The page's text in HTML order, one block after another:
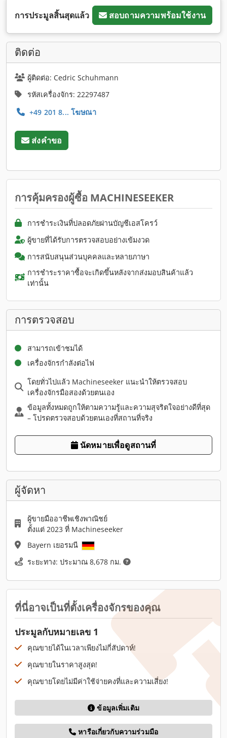
การประมูลสิ้นสุดแล้ว สอบถามความพร้อมใช้งาน
ติดต่อ
ผู้ติดต่อ: Cedric Schuhmann
รหัสเครื่องจักร: 22297487
+49 201 8... โฆษณา
ส่งคำขอ
การคุ้มครองผู้ซื้อ MACHINESEEKER
การชำระเงินที่ปลอดภัยผ่านบัญชีเอสโครว์
ผู้ขายที่ได้รับการตรวจสอบอย่างเข้มงวด
การสนับสนุนส่วนบุคคลและหลายภาษา
การชำระราคาซื้อจะเกิดขึ้นหลังจากส่งมอบสินค้าแล้ว
เท่านั้น
การตรวจสอบ
สามารถเข้าชมได้
เครื่องจักรกำลังต่อไฟ
โดยทั่วไปแล้ว Machineseeker แนะนำให้ตรวจสอบ
เครื่องจักรมือสองด้วยตนเอง
ข้อมูลทั้งหมดถูกให้ตามความรู้และความสุจริตใจอย่างดีที่สุด
– โปรดตรวจสอบด้วยตนเองที่สถานที่จริง
นัดหมายเพื่อดูสถานที่
ผู้จัดหา
ผู้ขายมืออาชีพเชิงพาณิชย์
ตั้งแต่ 2023 ที่ Machineseeker
Bayern เยอรมนี
ระยะทาง: ประมาณ 8,678 กม.
ที่นี่อาจเป็นที่ตั้งเครื่องจักรของคุณ
ประมูลกับหมายเลข 1
คุณขายได้ในเวลาเพียงไม่กี่สัปดาห์!
คุณขายในราคาสูงสุด!
คุณขายโดยไม่มีค่าใช้จ่ายคงที่และความเสี่ยง!
ข้อมูลเพิ่มเติม
หารือเกี่ยวกับความร่วมมือ